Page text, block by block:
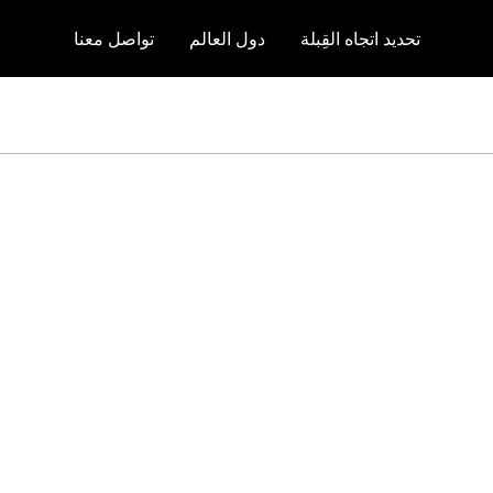
تحديد اتجاه القِبلة دول العالم تواصل معنا